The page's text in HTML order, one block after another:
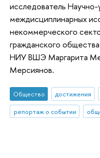
исследователь
междисциплинарных
некоммерческого
гражданского
НИУ ВШЭ Маргарита
Мерсиянов.
Общество достижения
репортаж о событии